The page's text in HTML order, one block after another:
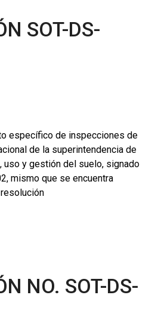
SOT-DS-
específico de inspecciones de
de la superintendencia de
uso y gestión del suelo, signado
mismo que se encuentra
NO. SOT-DS-